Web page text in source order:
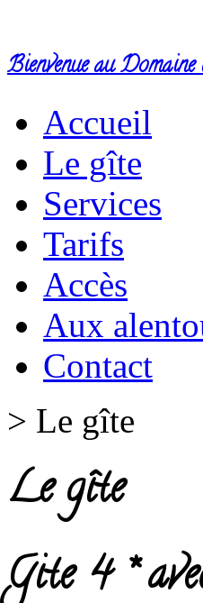
Bienvenue au
Accueil
Le gîte
Services
Tarifs
Accès
Aux
Contact
> Le gîte
Le gîte
Gite 4 *